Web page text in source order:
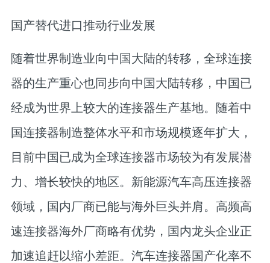
国产替代进口推动行业发展
随着世界制造业向中国大陆的转移，全球连接
器的生产重心也同步向中国大陆转移，中国已
经成为世界上较大的连接器生产基地。随着中
国连接器制造整体水平和市场规模逐年扩大，
目前中国已成为全球连接器市场较为有发展潜
力、增长较快的地区。新能源汽车高压连接器
领域，国内厂商已能与海外巨头并肩。高频高
速连接器海外厂商略有优势，国内龙头企业正
加速追赶以缩小差距。汽车连接器国产化率不